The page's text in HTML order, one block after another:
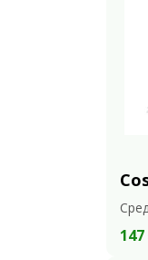
147